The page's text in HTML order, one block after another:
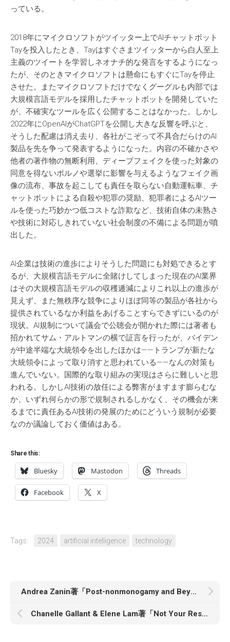
っている。
2018年にマイクロソフトがツイッター上でAIチャットボット
Tayを投入したとき、Tayはすぐさまツイッターから白人至上
主義のツイートを学習しネオナチ的な発言をするようになっ
たが、そのときマイクロソフトは懸命にもすぐにTayを停止
させた。またマイクロソフトだけでなくグーグルも内部では
大規模言語モデルを採用したチャットボットを開発していた
が、不確実なツールを広く公開することはなかった。しかし
2022年にOpenAIがChatGPTを公開し大きな反響を呼ぶと、
そうした配慮は消え去り、各社がこぞって不具合だらけのAI
製品を先を争って発表するようになった。内容の不確かさや
他者の著作物の無断利用、ディープフェイクを使った対象の
同意を得ないポルノや選挙に影響を与えるようなフェイク画
像の流布、事故を起こしても責任を取らない自動運転車、チ
ャットボットによる自殺や犯罪の奨励、犯罪者によるAIツー
ルを使った巧妙かつ低コストな詐欺など、技術自体の未熟さ
や技術に対応しきれていない社会制度の不備による問題が噴
出した。
AI企業は技術の進歩によりそうした問題にも対処できるとす
るが、大規模言語モデルに全賭けしてしまった現在のAI業界
はその大規模言語モデルの収穫逓減によりこれ以上の進歩が
見えず、また無秩序な競争によりほぼ同等の製品が各社から
提供されているなか利益をあげることすらできずにいるのが
現状。AI規制について議会で公聴会が開かれた際には著者も
招かれてサム・アルトマンの横で証言を行ったが、バイデン
が中途半端な大統領令を出したほかは——トランプが新たな
大統領令によって取り消すと思われている——なんの対策も
進んでいない。国際的な取り組みの実現はさらに難しいと思
われる。しかしAI技術の放任による弊害がますます膨らむな
か、いずれ何らかの形で規制されるしかなく、その機会が来
るまでに責任あるAI技術の発展のためにどういう規制が必要
なのか議論しておく価値はある。
Share this:
Bluesky Mastodon Threads
Facebook X
Tags: 2024 artificial intelligence technology
Andrea Zanin著「Post-nonmonogamy and Beyond」
Chanelle Gallant & Elene Lam著「Not Your Rescue Project: Migrant Sex Workers Fighting for Justice」